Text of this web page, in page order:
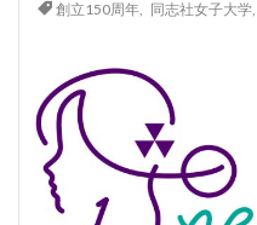
創立150周年, 同志社女子大学,